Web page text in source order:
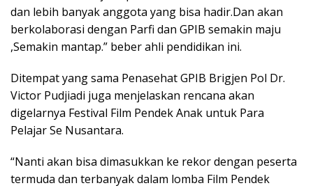
dan lebih banyak anggota yang bisa hadir.Dan akan
berkolaborasi dengan Parfi dan GPIB semakin maju
,Semakin mantap.” beber ahli pendidikan ini.
Ditempat yang sama Penasehat GPIB Brigjen Pol Dr.
Victor Pudjiadi juga menjelaskan rencana akan
digelarnya Festival Film Pendek Anak untuk Para
Pelajar Se Nusantara.
“Nanti akan bisa dimasukkan ke rekor dengan peserta
termuda dan terbanyak dalam lomba Film Pendek